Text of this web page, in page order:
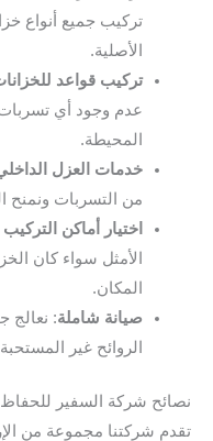
تركيب جميع أنواع
الأصلية.
تركيب قواعد
عدم وجود أي تسربات
المحيطة.
خدمات العزل
من التسربات ونمنح
اختيار أماكن
الأمثل سواء كان
المكان.
صيانة شاملة: نعالج
الروائح غير
نصائح شركة السفير
تقدم شركتنا مجموعة من